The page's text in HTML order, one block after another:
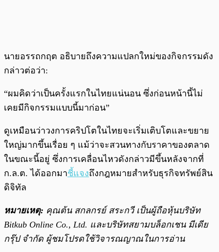
นายอรรถกฤต อธิบายถึงความแปลกใหม่ของกิจกรรมดัง
กล่าวต่อว่า:
“ผมคิดว่าเป็นครั้งแรกในไทยแน่นอน ซึ่งก่อนหน้านี้ไม่
เคยมีกิจกรรมแบบนี้มาก่อน”
ดูเหมือนว่าวงการคริปโตในไทยจะเริ่มเติบโตและขยาย
ใหญ่มากขึ้นเรื่อย ๆ แม้ว่าจะสวนทางกับราคาของตลาด
ในขณะนี้อยู่ ซึ่งการเคลื่อนไหวดังกล่าวมีขึ้นหลังจากที่
ก.ล.ต. ได้ออกมาชี้แจงถึงกฎหมายสำหรับธุรกิจทรัพย์สิน
ดิจิทัล
หมายเหตุ: คุณต้น สกลกรย์ สระกวี เป็นผู้ถือหุ้นบริษัท
Bitkub Online Co., Ltd. และบริษัทสยามบล็อกเชน มีเดีย
กรุ๊ป จำกัด ผู้ชมโปรดใช้วิจารณญาณในการอ่าน